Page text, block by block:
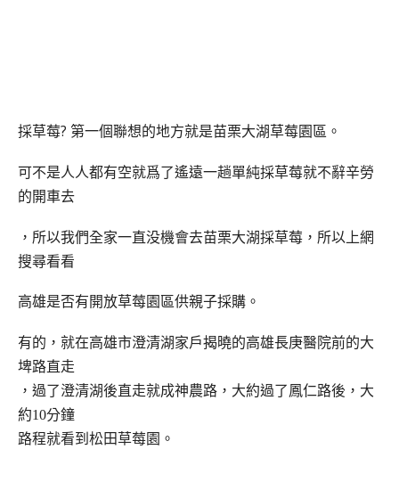
採草莓? 第一個聯想的地方就是苗栗大湖草莓園區 。
可不是人人都有空就爲了遙遠一趟單純採草莓就不辭辛勞
的開車去
，所以我們全家一直没機會去苗栗大湖採草莓，所以上網
搜尋看看
高雄是否有開放草莓園區供親子採購。
有的，就在高雄市澄清湖家戶揭曉的高雄長庚醫院前的大
埤路直走
，過了澄清湖後直走就成神農路，大約過了鳳仁路後，大
約10分鐘
路程就看到松田草莓園。